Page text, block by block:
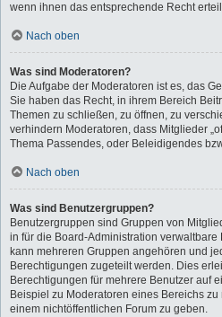
wenn ihnen das entsprechende Recht
Nach oben
Was sind Moderatoren?
Die Aufgabe der Moderatoren ist es, das
Sie haben das Recht, in ihrem Bereich
Themen zu schließen, zu öffnen, zu
verhindern Moderatoren, dass Mitglieder
Thema Passendes, oder Beleidigendes
Nach oben
Was sind Benutzergruppen?
Benutzergruppen sind Gruppen von
in für die Board-Administration verwaltbare
kann mehreren Gruppen angehören und
Berechtigungen zugeteilt werden. Dies
Berechtigungen für mehrere Benutzer auf
Beispiel zu Moderatoren eines Bereichs
einem nichtöffentlichen Forum zu geben.